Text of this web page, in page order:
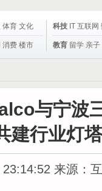
体育 文化
消费 楼市
科技 IT 互联网
教育 留学 亲子
与宁波
建行业灯
来源：